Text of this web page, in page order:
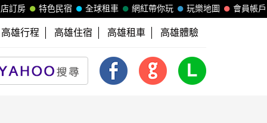
會員帳戶
玩樂地圖
網紅帶你玩
全球租車
特色民宿
訂房
高雄行程 高雄住宿 高雄租車 高雄體驗